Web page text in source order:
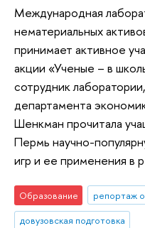
Международная
нематериальных
принимает активное
акции «Ученые – в
сотрудник
департамента
Шенкман прочитала
Пермь научно-
игр и ее применения в
Образование
репортаж
довузовская подготовка